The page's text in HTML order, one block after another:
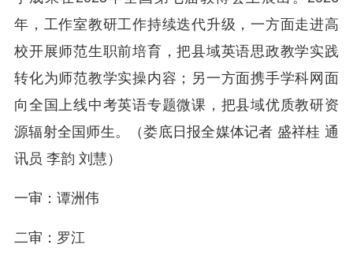
年，工作室教研工作持续迭代升级，一方面走进高
校开展师范生职前培育，把县域英语思政教学实践
转化为师范教学实操内容；另一方面携手学科网面
向全国上线中考英语专题微课，把县域优质教研资
源辐射全国师生。（娄底日报全媒体记者 盛祥桂 通
讯员 李韵 刘慧）
一审：谭洲伟
二审：罗江